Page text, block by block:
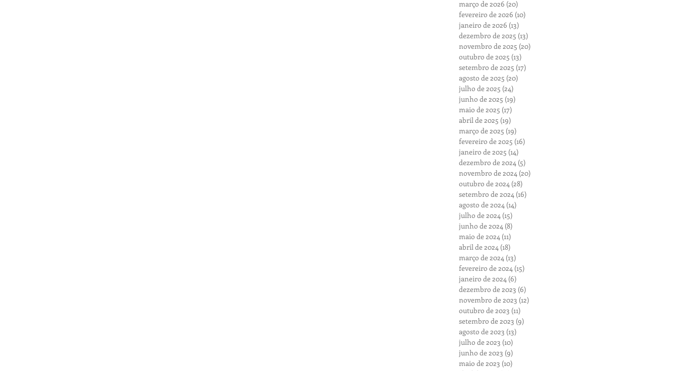
março de 2026 (20)
fevereiro de 2026 (10)
janeiro de 2026 (13)
dezembro de 2025 (13)
novembro de 2025 (20)
outubro de 2025 (13)
setembro de 2025 (17)
agosto de 2025 (20)
julho de 2025 (24)
junho de 2025 (19)
maio de 2025 (17)
abril de 2025 (19)
março de 2025 (19)
fevereiro de 2025 (16)
janeiro de 2025 (14)
dezembro de 2024 (5)
novembro de 2024 (20)
outubro de 2024 (28)
setembro de 2024 (16)
agosto de 2024 (14)
julho de 2024 (15)
junho de 2024 (8)
maio de 2024 (11)
abril de 2024 (18)
março de 2024 (13)
fevereiro de 2024 (15)
janeiro de 2024 (6)
dezembro de 2023 (6)
novembro de 2023 (12)
outubro de 2023 (11)
setembro de 2023 (9)
agosto de 2023 (13)
julho de 2023 (10)
junho de 2023 (9)
maio de 2023 (10)